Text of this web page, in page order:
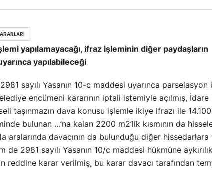
yapılamayacağı, ifraz işleminin diğer paydaşların
yapılabileceği
sayılı Yasanın 10-c maddesi uyarınca parselasyon
encümeni kararının iptali istemiyle açılmış, İdare
taşınmazın dava konusu işlemle ikiye ifrazı ile 14.100
bulunan …’na kalan 2200 m2’lik kısmının da
aralarında davacının da bulunduğu diğer
de 2981 sayılı Yasanın 10/c maddesi hükmüne aykırılık
reddine karar verilmiş, bu karar davacı tarafından